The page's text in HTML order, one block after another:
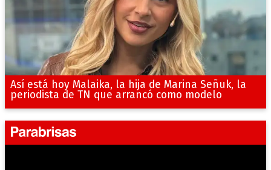
Así está hoy Malaika, la hija de Marina Señuk, la
periodista de TN que arrancó como modelo